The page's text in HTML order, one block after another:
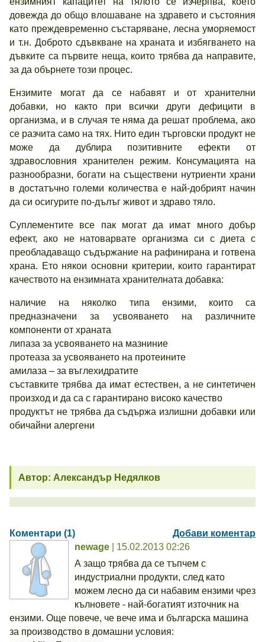
довежда до общо влошаване на здравето и състояния
като преждевременно състаряване, лесна уморяемост
и т.н. Доброто сдъвкване на храната и избягването на
дъвките са първите неща, които трябва да направите,
за да обърнете този процес.
Ензимите могат да се набавят и от хранителни
добавки, но както при всички други дефицити в
организма, и в случая те няма да решат проблема, ако
се разчита само на тях. Нито един търговски продукт не
може да дублира позитивните ефекти от
здравословния хранителен режим. Консумацията на
разнообразни, богати на съществени нутриенти храни
в достатъчно големи количества е най-добрият начин
да си осигурите по-дълъг живот и здраво тяло.
Суплементите все пак могат да имат много добър
ефект, ако не натоварвате организма си с диета с
преобладаващо съдържание на рафинирана и готвена
храна. Ето някои основни критерии, които гарантират
качеството на ензимната хранителната добавка:
наличие на няколко типа ензими, които са
предназначени за усвояването на различните
компоненти от храната
липаза за усвояването на мазниние
протеаза за усвояването на протеините
амилаза – за въглехидратите
съставките трябва да имат естествен, а не синтетичен
произход и да са с гарантирано високо качество
продуктът не трябва да съдържа излишни добавки или
обичайни алергени
Автор: Александър Недялков
Коментари (1)
Добави коментар
newage | 15.02.2013 02:26
А защо трябва да се тъпчем с
индустриални продукти, след като
можем лесно да си набавим ензими чрез
кълновете - най-богатият източник на
ензими. Още повече, че вече има и българска машина
за производство в домашни условия: